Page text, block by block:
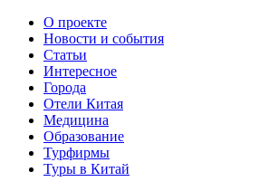
О проекте
Новости и события
Статьи
Интересное
Города
Отели Китая
Медицина
Образование
Турфирмы
Туры в Китай